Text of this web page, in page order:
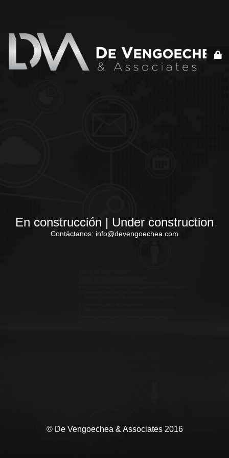
En construcción | Under construction
Contáctanos: info@devengoechea.com
© De Vengoechea & Associates 2016